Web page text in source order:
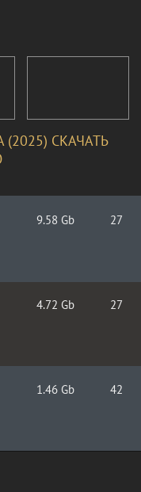
СКАЧАТЬ
9.58 Gb 27
4.72 Gb 27
1.46 Gb 42